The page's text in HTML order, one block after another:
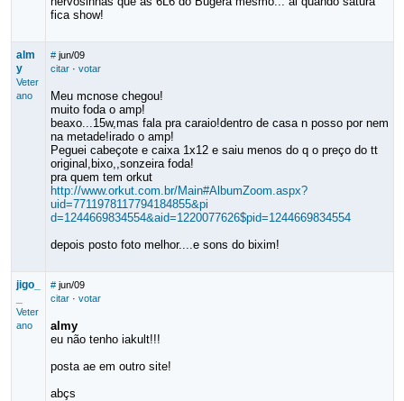
fica show!
alm
y
Veter
ano
# jun/09
citar· votar
Meu mcnose chegou!
muito foda o amp!
beaxo...15w,mas fala pra caraio!dentro de casa n posso por nem
na metade!irado o amp!
Peguei cabeçote e caixa 1x12 e saiu menos do q o preço do tt
original,bixo,,sonzeira foda!
pra quem tem orkut
http://www.orkut.com.br/Main#AlbumZoom.aspx?
uid=7711978117794184855&pi
d=1244669834554&aid=1220077626$pid=1244669834554
depois posto foto melhor....e sons do bixim!
jigo_
Veter
ano
# jun/09
citar· votar
almy
eu não tenho iakult!!!
posta ae em outro site!
abçs